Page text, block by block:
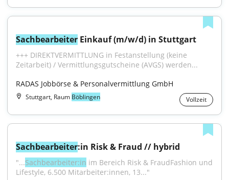
Sachbearbeiter Einkauf (m/w/d) in Stuttgart
+++ DIREKTVERMITTLUNG in Festanstellung (keine
Zeitarbeit) / Vermittlungsgutscheine (AVGS) werden...
RADAS Jobbörse & Personalvermittlung GmbH
Stuttgart, Raum Böblingen Vollzeit
Sachbearbeiter:in Risk & Fraud // hybrid
"...Sachbearbeiter:in im Bereich Risk & FraudFashion und
Lifestyle, 6.500 Mitarbeiter:innen, 13..."